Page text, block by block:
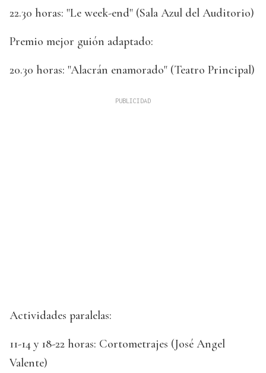
22.30 horas: "Le week-end" (Sala Azul del Auditorio)
Premio mejor guión adaptado:
20.30 horas: "Alacrán enamorado" (Teatro Principal)
Actividades paralelas:
11-14 y 18-22 horas: Cortometrajes (José Angel
Valente)